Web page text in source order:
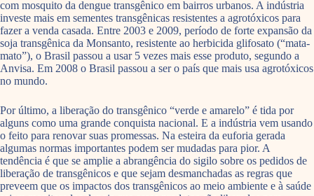
com mosquito da dengue transgênico em bairros urbanos. A indústria
investe mais em sementes transgênicas resistentes a agrotóxicos para
fazer a venda casada. Entre 2003 e 2009, período de forte expansão da
soja transgênica da Monsanto, resistente ao herbicida glifosato (“mata-
mato”), o Brasil passou a usar 5 vezes mais esse produto, segundo a
Anvisa. Em 2008 o Brasil passou a ser o país que mais usa agrotóxicos
no mundo.
Por último, a liberação do transgênico “verde e amarelo” é tida por
alguns como uma grande conquista nacional. E a indústria vem usando
o feito para renovar suas promessas. Na esteira da euforia gerada
algumas normas importantes podem ser mudadas para pior. A
tendência é que se amplie a abrangência do sigilo sobre os pedidos de
liberação de transgênicos e que sejam desmanchadas as regras que
preveem que os impactos dos transgênicos ao meio ambiente e à saúde